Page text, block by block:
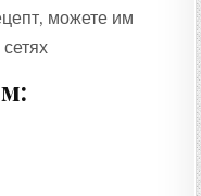
можете им